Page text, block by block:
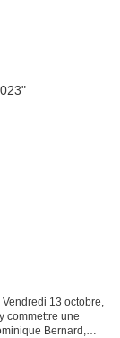
13 octobre,
commettre une
Bernard,